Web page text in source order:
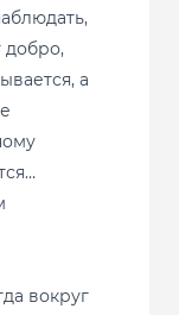
добро,
а
вокруг